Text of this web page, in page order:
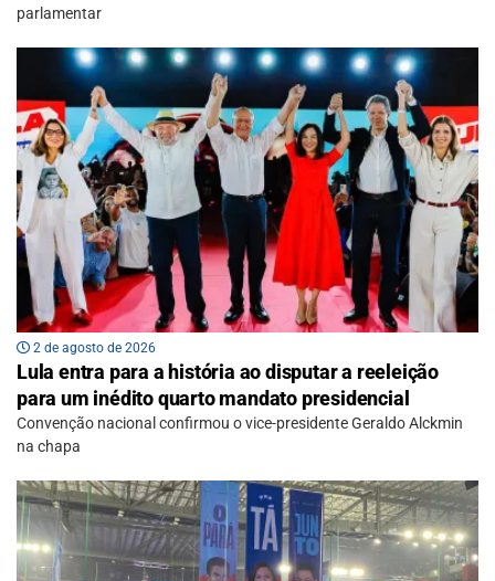
parlamentar
2 de agosto de 2026
Lula entra para a história ao disputar a reeleição
para um inédito quarto mandato presidencial
Convenção nacional confirmou o vice-presidente Geraldo Alckmin
na chapa